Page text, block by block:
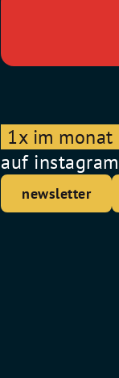
1x im monat
auf instagram
newsletter